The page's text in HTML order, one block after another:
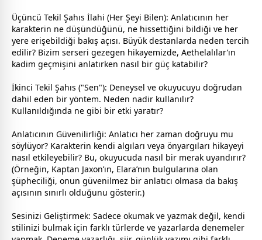
Üçüncü Tekil Şahıs İlahi (Her Şeyi Bilen): Anlatıcının her
karakterin ne düşündüğünü, ne hissettiğini bildiği ve her
yere erişebildiği bakış açısı. Büyük destanlarda neden tercih
edilir? Bizim serseri gezegen hikayemizde, Aethelalılar’ın
kadim geçmişini anlatırken nasıl bir güç katabilir?
İkinci Tekil Şahıs ("Sen"): Deneysel ve okuyucuyu doğrudan
dahil eden bir yöntem. Neden nadir kullanılır?
Kullanıldığında ne gibi bir etki yaratır?
Anlatıcının Güvenilirliği: Anlatıcı her zaman doğruyu mu
söylüyor? Karakterin kendi algıları veya önyargıları hikayeyi
nasıl etkileyebilir? Bu, okuyucuda nasıl bir merak uyandırır?
(Örneğin, Kaptan Jaxon’ın, Elara’nın bulgularına olan
şüpheciliği, onun güvenilmez bir anlatıcı olmasa da bakış
açısının sınırlı olduğunu gösterir.)
Sesinizi Geliştirmek: Sadece okumak ve yazmak değil, kendi
stilinizi bulmak için farklı türlerde ve yazarlarda denemeler